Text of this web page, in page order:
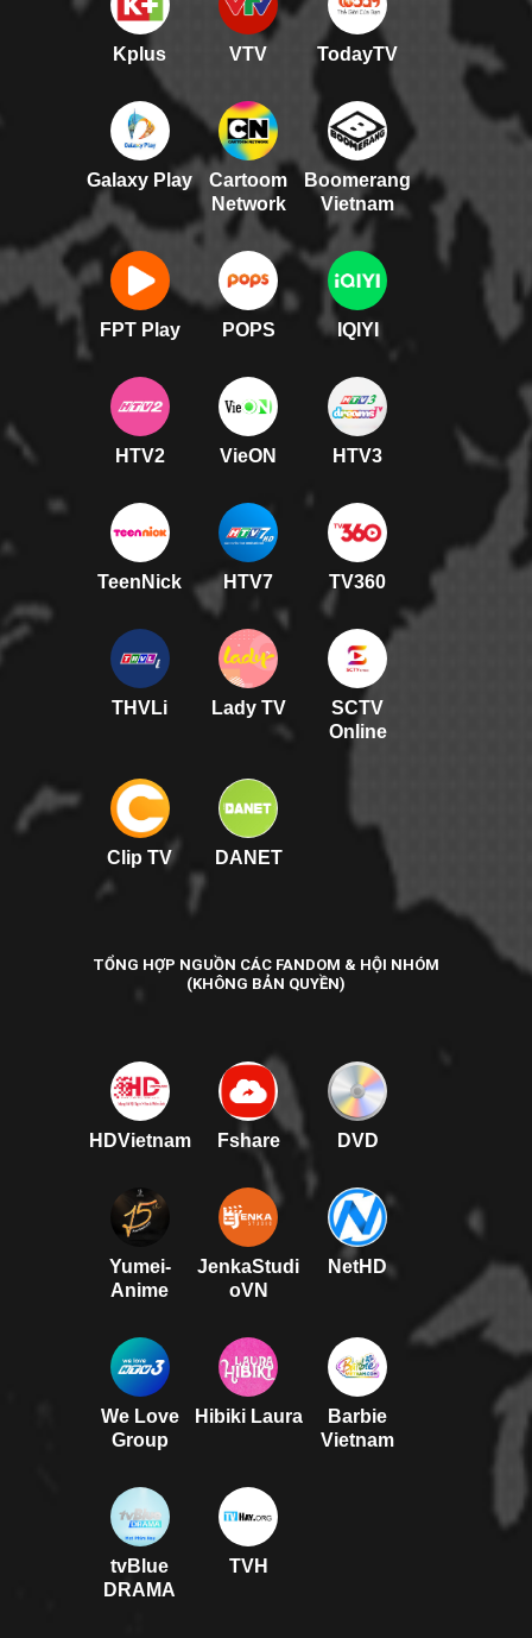
Kplus VTV TodayTV
Galaxy Play
Cartoom
Network
Boomerang
Vietnam
FPT Play POPS IQIYI
HTV2 VieON HTV3
TeenNick HTV7 TV360
THVLi Lady TV
SCTV
Online
Clip TV DANET
TỔNG HỢP NGUỒN CÁC FANDOM & HỘI NHÓM
(KHÔNG BẢN QUYỀN)
HDVietnam Fshare DVD
Yumei-
Anime
JenkaStudi
oVN
NetHD
We Love
Group
Hibiki Laura
Barbie
Vietnam
tvBlue
DRAMA
TVH